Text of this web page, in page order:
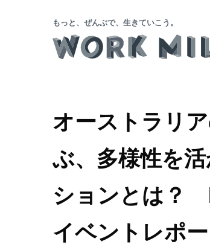
もっと、ぜんぶで、生きていこう。
オーストラリ
ぶ、多様性を
ションとは？
イベントレポ